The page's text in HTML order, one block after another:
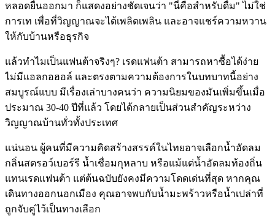
หลอดยื่นออกมา ก็แสดงอย่างชัดเจนว่า "นี่คือสำหรับดื่ม" ไม่ใช่
การเท เพื่อที่วิญญาณจะได้เพลิดเพลิน และอาจแชร์ความหวาน
ให้กับบ้านหรือธุรกิจ
แล้วทำไมเป็นแฟนต้าจริงๆ? เรดแฟนต้า สามารถหาซื้อได้ง่าย
ไม่มีแอลกอฮอล์ และตรงตามความต้องการในบทบาทนี้อย่าง
สมบูรณ์แบบ มีเรื่องเล่าบางคนว่า ความนิยมของมันเพิ่มขึ้นเมื่อ
ประมาณ 30-40 ปีที่แล้ว โดยได้กลายเป็นส่วนสำคัญระหว่าง
วิญญาณบ้านทั่วทั้งประเทศ
แน่นอน ผู้คนที่มีความคิดสร้างสรรค์ในไทยอาจเลือกน้ำอัดลม
กลิ่นสตรอว์เบอร์รี น้ำเชื่อมกุหลาบ หรือแม้แต่น้ำอัดลมท้องถิ่น
แทนเรดแฟนต้า แต่ต้นฉบับยังคงมีความโดดเด่นที่สุด หากคุณ
เดินทางออกนอกเมือง คุณอาจพบกับน้ำมะพร้าวหรือน้ำเปล่าที่
ถูกจับคู่ไว้เป็นทางเลือก